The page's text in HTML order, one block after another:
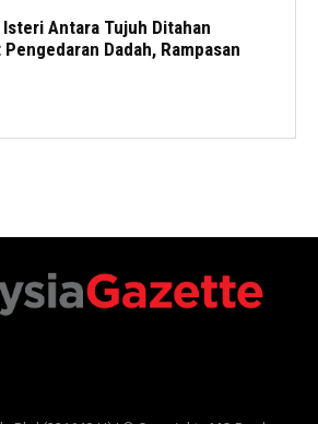
Isteri Antara Tujuh Ditahan
Dadah, Rampasan